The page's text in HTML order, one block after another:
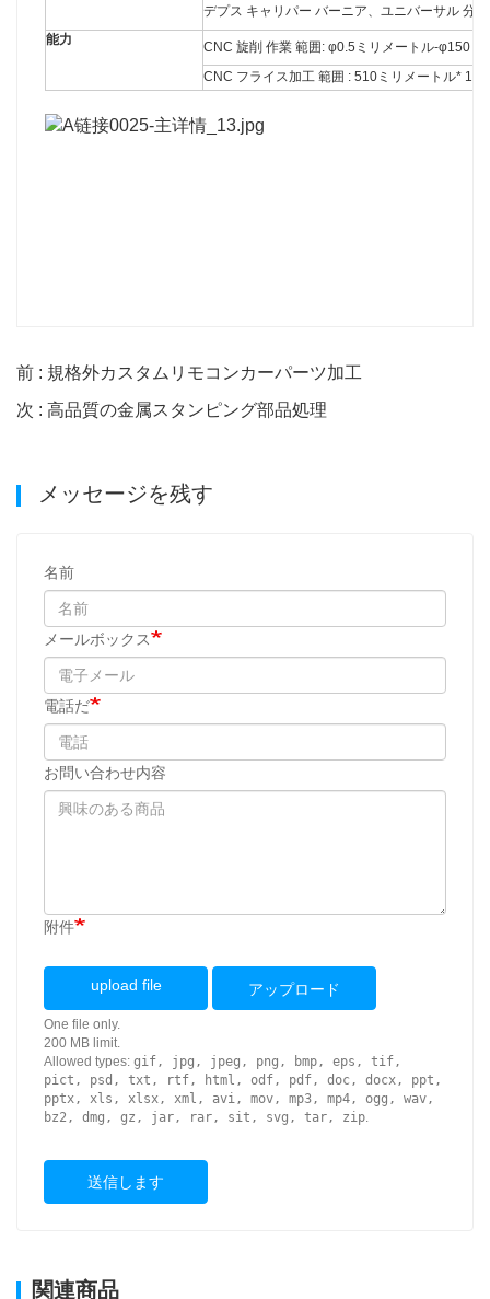
デプス キャリパー バーニア、ユニバーサル 分
能力
CNC 旋削 作業 範囲: φ0.5ミリメートル-φ150ミ
CNC フライス加工 範囲 : 510ミリメートル*
前 : 規格外カスタムリモコンカーパーツ加工
次 : 高品質の金属スタンピング部品処理
メッセージを残す
名前
メールボックス
電話だ
お問い合わせ内容
附件
upload file アップロード
One file only.
200 MB limit.
Allowed types: gif, jpg, jpeg, png, bmp, eps, tif,
pict, psd, txt, rtf, html, odf, pdf, doc, docx, ppt,
pptx, xls, xlsx, xml, avi, mov, mp3, mp4, ogg, wav,
bz2, dmg, gz, jar, rar, sit, svg, tar, zip.
送信します
関連商品